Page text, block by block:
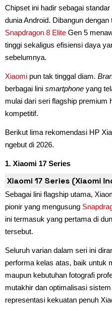
Chipset ini hadir sebagai
dunia Android. Dibangun
Snapdragon 8 Elite Gen 5
tinggi sekaligus efisiensi daya
sebelumnya.
Xiaomi pun tak tinggal diam.
berbagai lini smartphone yang
mulai dari seri flagship premium
kompetitif.
Berikut lima rekomendasi HP
ngebut di 2026.
1. Xiaomi 17 Series
Xiaomi 17 Series (Xiaomi
Sebagai lini flagship utama,
pionir yang mengusung
ini termasuk yang pertama di
tersebut.
Seluruh varian dalam seri ini
performa kelas atas, baik untuk
maupun kebutuhan fotografi
mutakhir dan optimalisasi
representasi kekuatan penuh